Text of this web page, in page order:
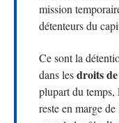
mission
détenteurs du
Ce sont la
dans lesdroits
plupart du temps,
reste en marge